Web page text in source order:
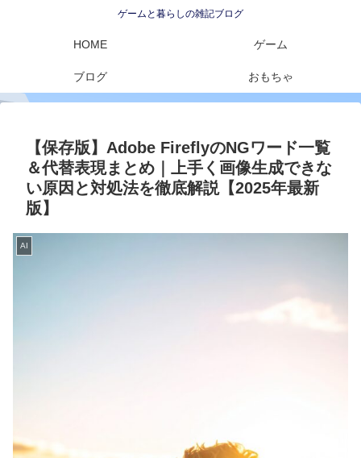
ゲームと暮らしの雑記ブログ
HOME ゲーム
ブログ おもちゃ
【保存版】Adobe FireflyのNGワード一覧
＆代替表現まとめ｜上手く画像生成できな
い原因と対処法を徹底解説【2025年最新
版】
AI